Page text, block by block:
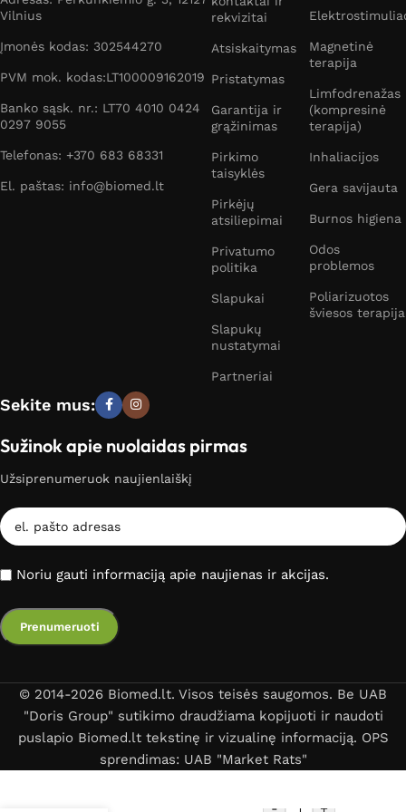
Vilnius
Įmonės kodas: 302544270
PVM mok. kodas:LT100009162019
Banko sąsk. nr.: LT70 4010 0424
0297 9055
Telefonas: +370 683 68331
El. paštas: info@biomed.lt
rekvizitai
Atsiskaitymas
Pristatymas
Garantija ir
grąžinimas
Pirkimo
taisyklės
Pirkėjų
atsiliepimai
Privatumo
politika
Slapukai
Slapukų
nustatymai
Partneriai
Magnetinė
terapija
Limfodrenažas
(kompresinė
terapija)
Inhaliacijos
Gera savijauta
Burnos higiena
Odos
problemos
Poliarizuotos
šviesos terapija
Sekite mus:
Sužinok apie nuolaidas pirmas
Užsiprenumeruok naujienlaiškį
Noriu gauti informaciją apie naujienas ir akcijas.
© 2014-2026 Biomed.lt. Visos teisės saugomos. Be UAB
"Doris Group" sutikimo draudžiama kopijuoti ir naudoti
puslapio Biomed.lt tekstinę ir vizualinę informaciją. OPS
sprendimas: UAB "Market Rats"
- +